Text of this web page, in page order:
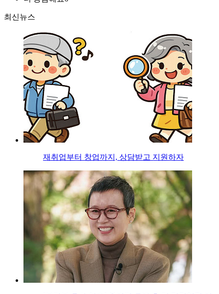
최신뉴스
재취업부터 창업까지, 상담받고 지원하자